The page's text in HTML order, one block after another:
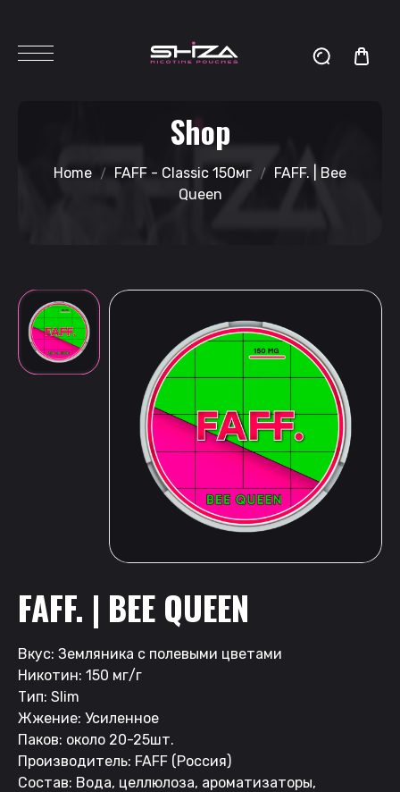
Shop
Home FAFF - Classic 150мг
FAFF. | Bee
Queen
FAFF. | BEE QUEEN
Вкус: Земляника с полевыми цветами
Никотин: 150 мг/г
Тип: Slim
Жжение: Усиленное
Паков: около 20-25шт.
Производитель: FAFF (Россия)
Состав: Вода, целлюлоза, ароматизаторы,